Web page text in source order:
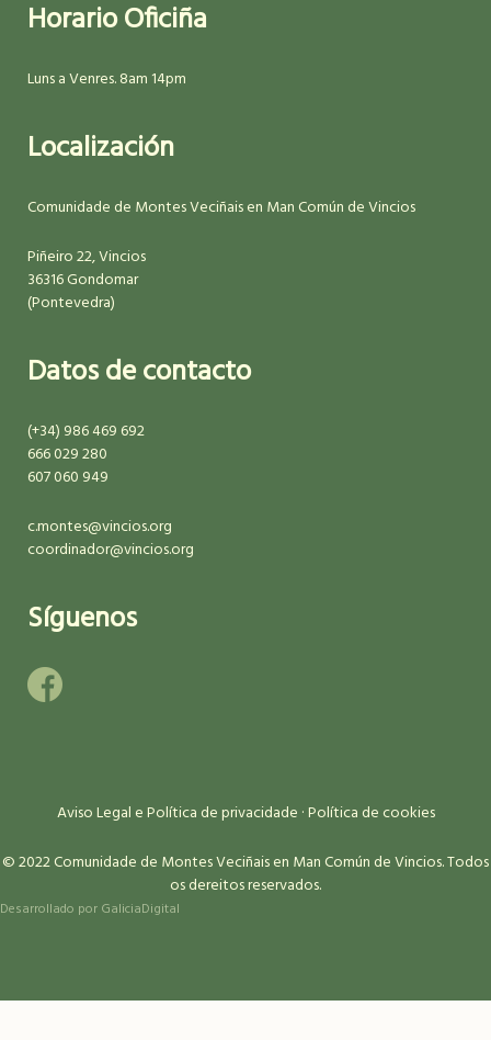
Horario Oficiña
Luns a Venres. 8am 14pm
Localización
Comunidade de Montes Veciñais en Man Común de Vincios
Piñeiro 22, Vincios
36316 Gondomar
(Pontevedra)
Datos de contacto
(+34) 986 469 692
666 029 280
607 060 949
c.montes@vincios.org
coordinador@vincios.org
Síguenos
Aviso Legal e Política de privacidade ·Política de cookies
© 2022 Comunidade de Montes Veciñais en Man Común de Vincios. Todos
os dereitos reservados.
Desarrollado por GaliciaDigital